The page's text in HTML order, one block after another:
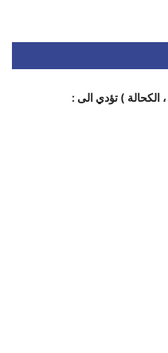
الكحالة ) تؤدي الى :